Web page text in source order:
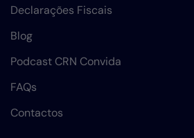
Declarações Fiscais
Blog
Podcast CRN Convida
FAQs
Contactos